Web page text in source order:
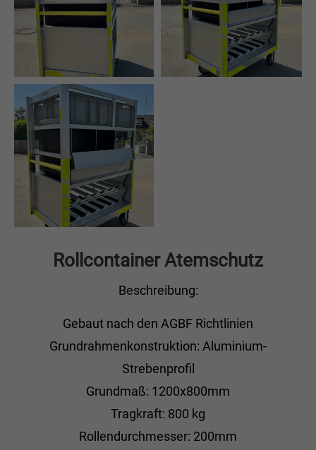
Rollcontainer Atemschutz
Beschreibung:
Gebaut nach den AGBF Richtlinien
Grundrahmenkonstruktion: Aluminium-
Strebenprofil
Grundmaß: 1200x800mm
Tragkraft: 800 kg
Rollendurchmesser: 200mm